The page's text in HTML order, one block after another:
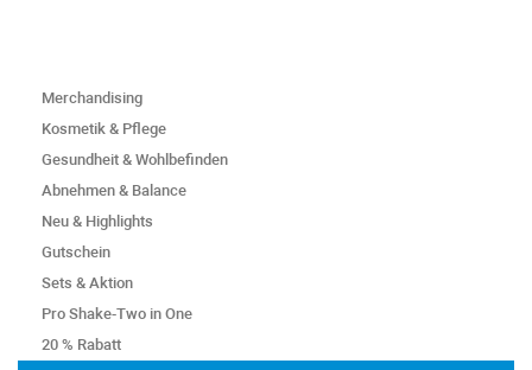
Merchandising
Kosmetik & Pflege
Gesundheit & Wohlbefinden
Abnehmen & Balance
Neu & Highlights
Gutschein
Sets & Aktion
Pro Shake-Two in One
20 % Rabatt